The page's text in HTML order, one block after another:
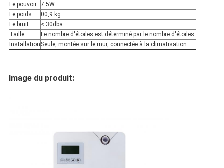
Le pouvoir 7.5W
Le poids
00,9 kg
Le bruit
< 30dba
Taille
Le nombre d'étoiles est déterminé par le nombre d'étoiles.
Installation Seule, montée sur le mur, connectée à la climatisation
Image du produit: